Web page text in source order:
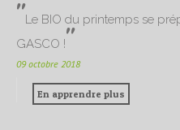
Le BIO du printemps se
GASCO !
09 octobre 2018
En apprendre plus